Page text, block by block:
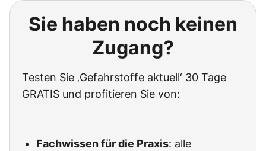
Sie haben noch keinen
Zugang?
Testen Sie ‚Gefahrstoffe aktuell‘ 30 Tage
GRATIS und profitieren Sie von:
Fachwissen für die Praxis: alle